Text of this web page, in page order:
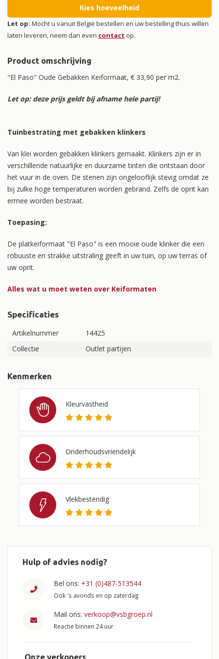
Kies hoeveelheid
Let op: Mocht u vanuit België bestellen en uw bestelling thuis willen
laten leveren, neem dan even contact op.
Product omschrijving
"El Paso" Oude Gebakken Keiformaat, € 33,90 per m2.
Let op: deze prijs geldt bij afname hele partij!
Tuinbestrating met gebakken klinkers
Van klei worden gebakken klinkers gemaakt. Klinkers zijn er in
verschillende natuurlijke en duurzame tinten die ontstaan door
het vuur in de oven. De stenen zijn ongelooflijk stevig omdat ze
bij zulke hoge temperaturen worden gebrand. Zelfs de oprit kan
ermee worden bestraat.
Toepasing:
De platkeiformaat "El Paso" is een mooie oude klinker die een
robuuste en strakke uitstraling geeft in uw tuin, op uw terras of
uw oprit.
Alles wat u moet weten over Keiformaten
Specificaties
Artikelnummer
14425
Collectie
Outlet partijen
Kenmerken
Kleurvastheid
Onderhoudsvriendelijk
Vlekbestendig
Hulp of advies nodig?
Bel ons: +31 (0)487-513544
Ook 's avonds en op zaterdag
Mail ons: verkoop@vsbgroep.nl
Reactie binnen 24 uur
Onze verkopers